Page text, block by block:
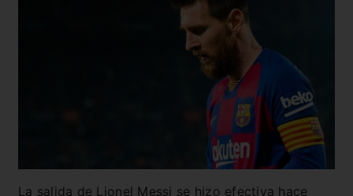
La salida de Lionel Messi se hizo efectiva hace